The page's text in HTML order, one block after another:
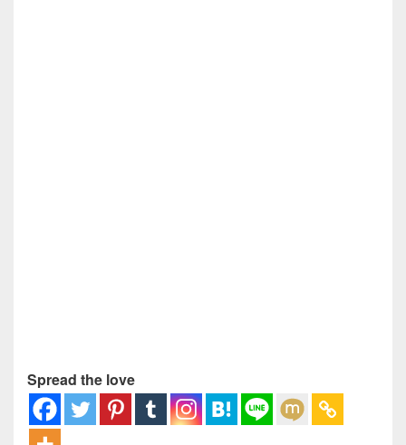
Spread the love